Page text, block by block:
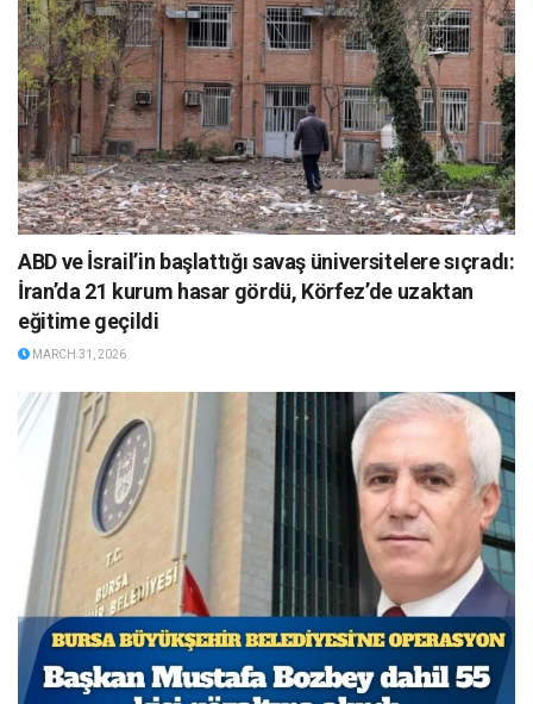
ABD ve İsrail’in başlattığı savaş üniversitelere sıçradı:
İran’da 21 kurum hasar gördü, Körfez’de uzaktan
eğitime geçildi
MARCH 31, 2026